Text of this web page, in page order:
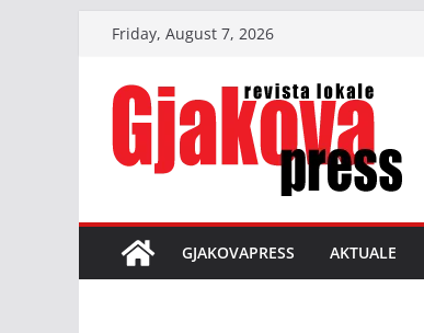
content
Friday, August 7, 2026
GJAKOVAPRESS AKTUALE